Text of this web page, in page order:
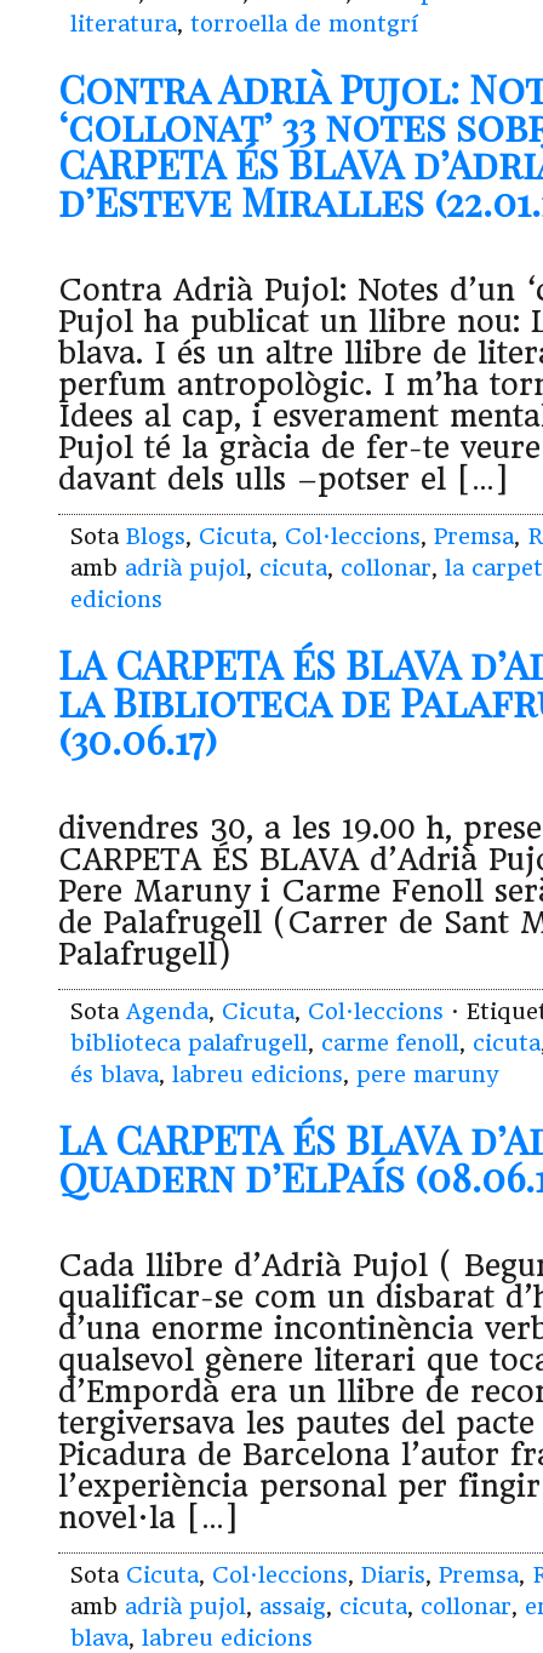
literatura, torroella de montgrí
Contra Adrià Pujol:
‘collonat’ 33 notes
CARPETA ÉS BLAVA
d’Esteve Miralles
Contra Adrià Pujol: Notes d’un
Pujol ha publicat un llibre nou:
blava. I és un altre llibre de
perfum antropològic. I m’ha
Idees al cap, i esverament
Pujol té la gràcia de fer-te
davant dels ulls –potser el […]
Sota Blogs, Cicuta, Col·leccions, Premsa,
amb adrià pujol, cicuta, collonar, la
edicions
LA CARPETA ÉS BLAVA
la Biblioteca de
(30.06.17)
divendres 30, a les 19.00 h,
CARPETA ÉS BLAVA d’Adrià
Pere Maruny i Carme Fenoll
de Palafrugell (Carrer de Sant
Palafrugell)
Sota Agenda, Cicuta, Col·leccions ·
biblioteca palafrugell, carme fenoll, cicuta
és blava, labreu edicions, pere maruny
LA CARPETA ÉS BLAVA
Quadern d’ElPaís
Cada llibre d’Adrià Pujol (
qualificar-se com un disbarat
d’una enorme incontinència
qualsevol gènere literari que
d’Empordà era un llibre de
tergiversava les pautes del
Picadura de Barcelona l’autor
l’experiència personal per
novel·la […]
Sota Cicuta, Col·leccions, Diaris, Premsa,
amb adrià pujol, assaig, cicuta, collonar,
blava, labreu edicions